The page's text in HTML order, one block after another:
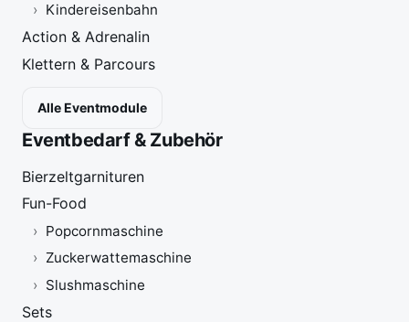
Kindereisenbahn
Action & Adrenalin
Klettern & Parcours
Alle Eventmodule
Eventbedarf & Zubehör
Bierzeltgarnituren
Fun-Food
Popcornmaschine
Zuckerwattemaschine
Slushmaschine
Sets